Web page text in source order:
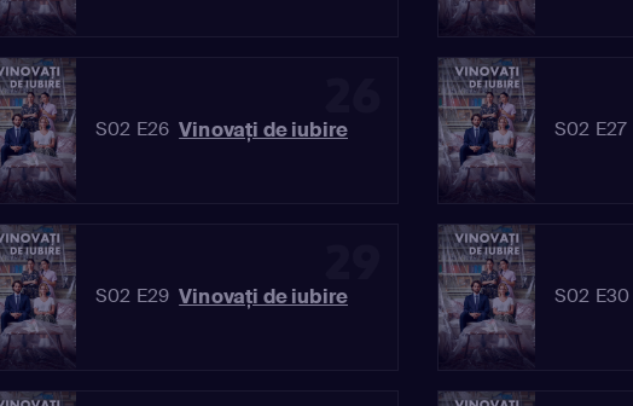
S02 E26 Vinovaţi de iubire S02 E27
S02 E29 Vinovaţi de iubire S02 E30